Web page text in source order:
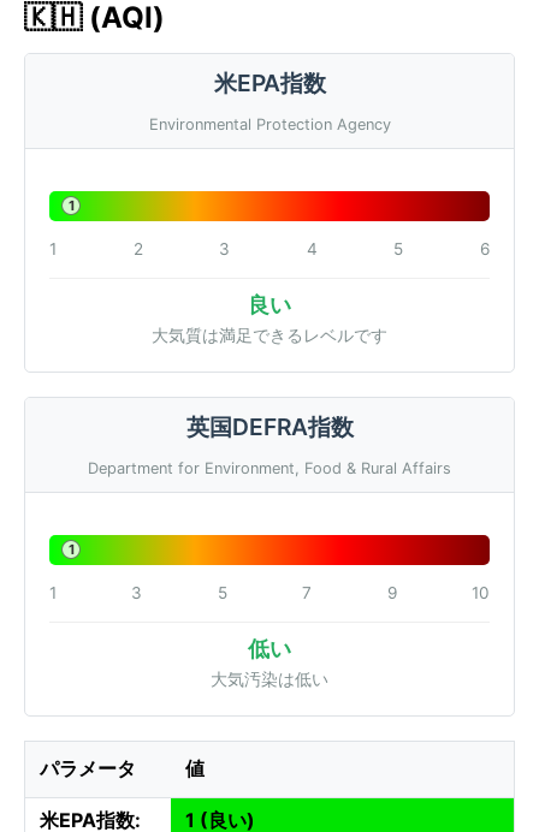
🇰🇭 (AQI)
米EPA指数
Environmental Protection Agency
1
1 2 3 4 5 6
良い
大気質は満足できるレベルです
英国DEFRA指数
Department for Environment, Food & Rural Affairs
1
1 3 5 7 9 10
低い
大気汚染は低い
パラメータ 値
米EPA指数:
1 (良い)